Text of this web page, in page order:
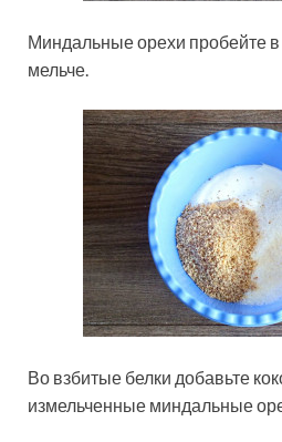
Миндальные орехи пробейте
мельче.
Во взбитые белки добавьте
измельченные миндальные